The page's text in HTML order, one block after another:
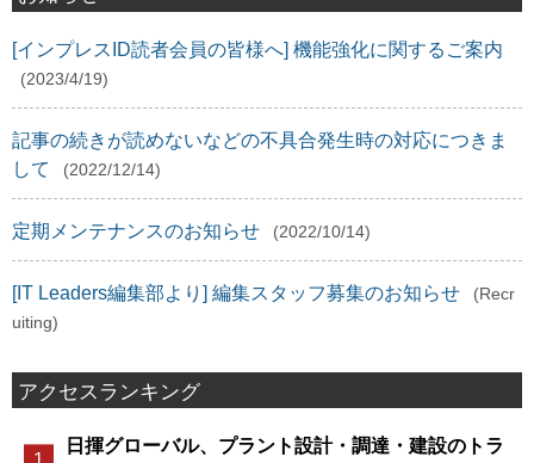
[インプレスID読者会員の皆様へ] 機能強化に関するご案内
(2023/4/19)
記事の続きが読めないなどの不具合発生時の対応につきま
して
(2022/12/14)
定期メンテナンスのお知らせ (2022/10/14)
[IT Leaders編集部より] 編集スタッフ募集のお知らせ
(Recr
uiting)
アクセスランキング
日揮グローバル、プラント設計・調達・建設のトラ